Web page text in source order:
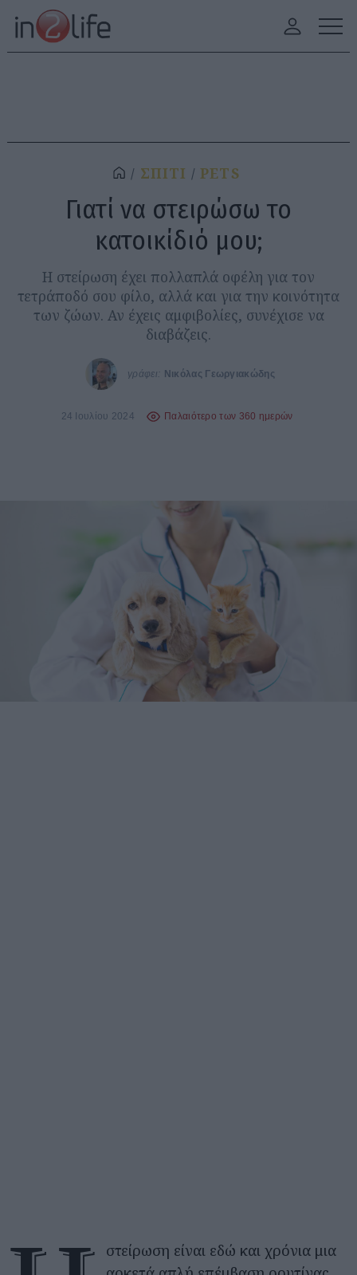
ΣΠΙΤΙ PETS
Γιατί να στειρώσω το
κατοικίδιό μου;
Η στείρωση έχει πολλαπλά οφέλη για τον
τετράποδό σου φίλο, αλλά και για την κοινότητα
των ζώων. Αν έχεις αμφιβολίες, συνέχισε να
διαβάζεις.
γράφει: Νικόλας Γεωργιακώδης
24 Ιουλίου 2024 Παλαιότερο των 360 ημερών
στείρωση είναι εδώ και χρόνια μια